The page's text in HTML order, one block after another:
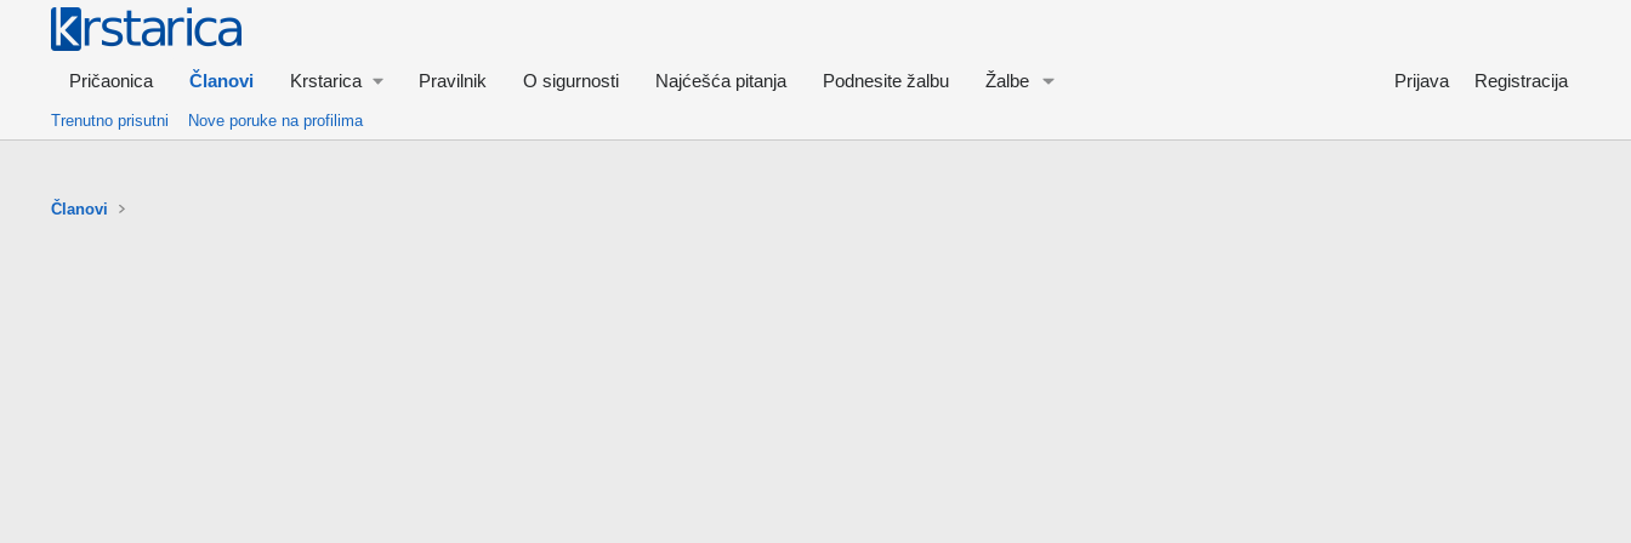
Pričaonica Članovi Krstarica Pravilnik O sigurnosti Najćešća pitanja Podnesite žalbu Žalbe Prijava Registracija
Trenutno prisutni Nove poruke na profilima
Članovi